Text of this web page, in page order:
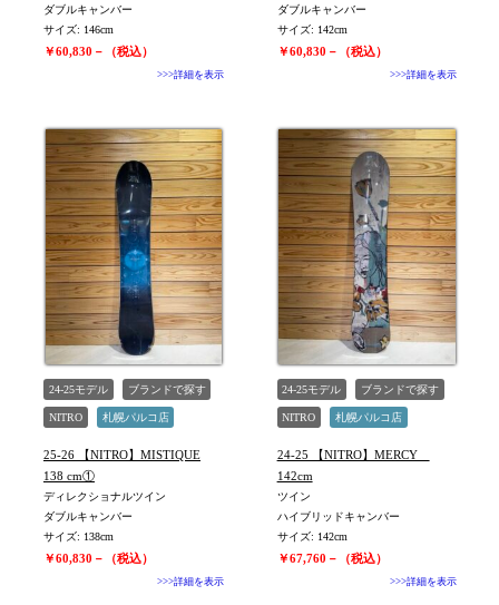
ダブルキャンバー
サイズ: 146cm
￥60,830－（税込）
>>>詳細を表示
ダブルキャンバー
サイズ: 142cm
￥60,830－（税込）
>>>詳細を表示
24-25モデル ブランドで探す
NITRO 札幌パルコ店
25-26 【NITRO】MISTIQUE
138 cm①
ディレクショナルツイン
ダブルキャンバー
サイズ: 138cm
￥60,830－（税込）
>>>詳細を表示
24-25モデル ブランドで探す
NITRO 札幌パルコ店
WOMEN
24-25 【NITRO】MERCY
142cm
ツイン
ハイブリッドキャンバー
サイズ: 142cm
￥67,760－（税込）
>>>詳細を表示